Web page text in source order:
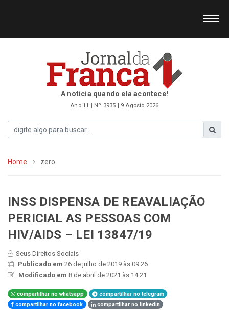
A notícia quando ela acontece!
Ano 11 | Nº 3935 | 9 Agosto 2026
Home zero
INSS DISPENSA DE REAVALIAÇÃO
PERICIAL AS PESSOAS COM
HIV/AIDS – LEI 13847/19
Seus Direitos Sociais
Publicado em 26 de julho de 2019 às 09:26
Modificado em 8 de abril de 2021 às 14:21
compartilhar no whatsapp
compartilhar no telegram
compartilhar no facebook
compartilhar no linkedin